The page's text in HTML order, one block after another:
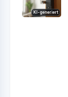
KI-generiert